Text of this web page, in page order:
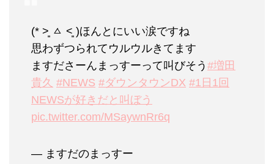
(* ˃͈ ㅿ ˂͈ )ほんとにいい涙ですね
思わずつられてウルウルきてます
ますださーんまっすーって叫びそう #増田
貴久 #NEWS #ダウンタウンDX #1日1回
NEWSが好きだと叫ぼう
pic.twitter.com/MSaywnRr6q
— ますだのまっすー